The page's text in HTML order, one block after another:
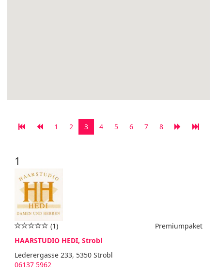
1 2 3 4 5 6 7 8
1
Premiumpaket
(1)
HAARSTUDIO HEDI, Strobl
Lederergasse 233, 5350 Strobl
06137 5962